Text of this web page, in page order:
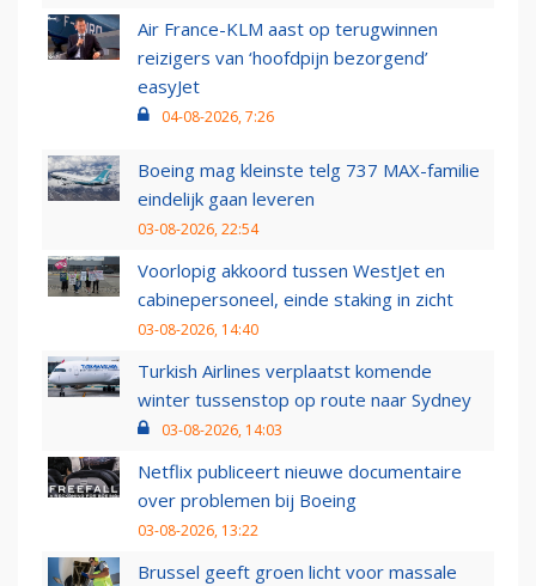
Air France-KLM aast op terugwinnen
reizigers van ‘hoofdpijn bezorgend’
easyJet
04-08-2026, 7:26
Boeing mag kleinste telg 737 MAX-familie
eindelijk gaan leveren
03-08-2026, 22:54
Voorlopig akkoord tussen WestJet en
cabinepersoneel, einde staking in zicht
03-08-2026, 14:40
Turkish Airlines verplaatst komende
winter tussenstop op route naar Sydney
03-08-2026, 14:03
Netflix publiceert nieuwe documentaire
over problemen bij Boeing
03-08-2026, 13:22
Brussel geeft groen licht voor massale